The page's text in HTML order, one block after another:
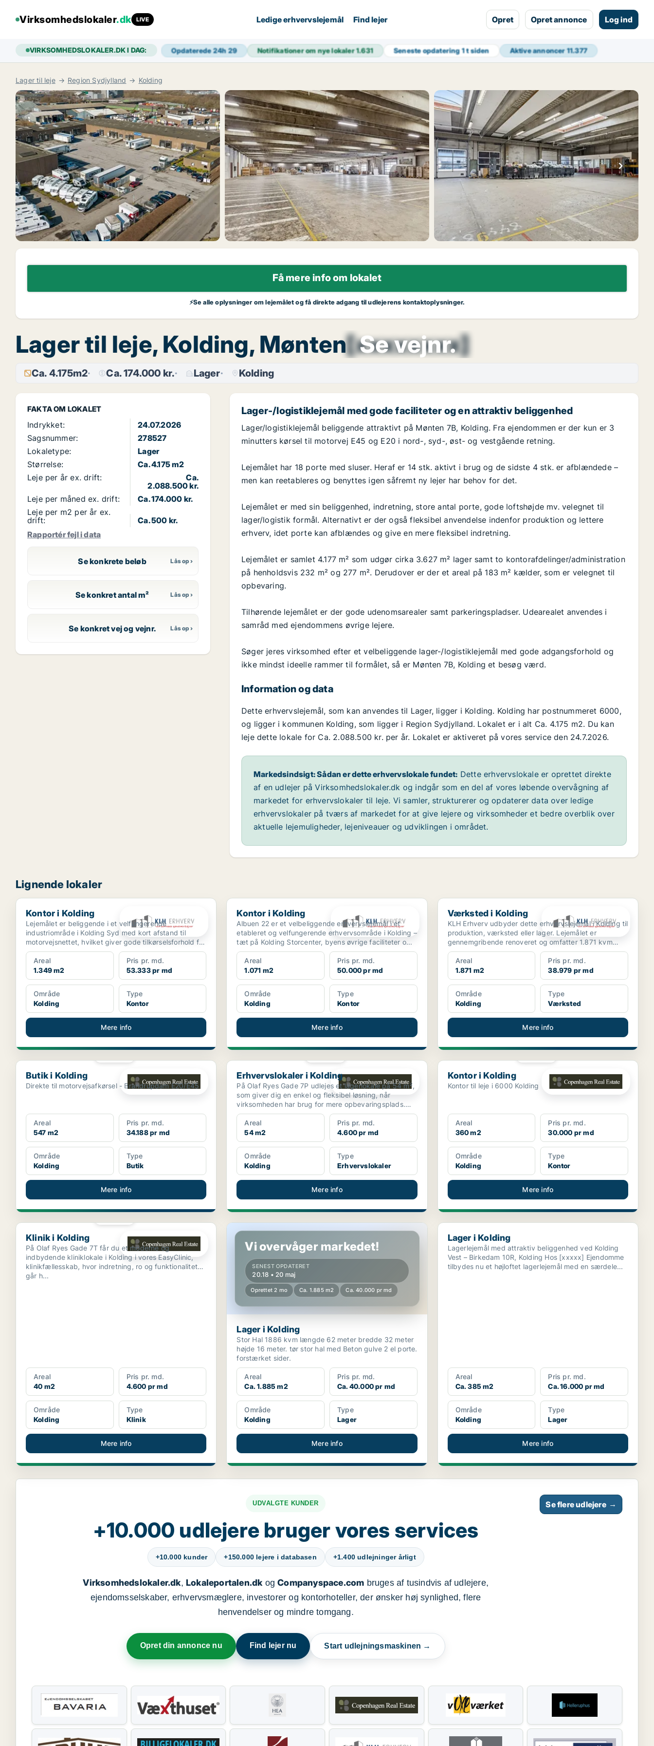
Virksomhedslokaler.dk LIVE Ledige erhvervslejemål Find lejer Opret Opret annonce Log ind
VIRKSOMHEDSLOKALER.DK I DAG: Opdaterede 24h 29 Notifikationer om nye lokaler1.631 Seneste opdatering1 t siden Aktive annoncer11.377
Lager til leje Region Sydjylland Kolding
Få mere info om lokalet
⚡Se alle oplysninger om lejemålet og få direkte adgang til udlejerens kontaktoplysninger.
Lager til leje, Kolding, Mønten Se vejnr.
[xxxxxxxx]
Ca. 4.175m2 Ca. 174.000 kr. Lager Kolding
FAKTA OM LOKALET
Indrykket:
24.07.2026
Sagsnummer:
278527
Lokaletype:
Lager
Størrelse:
Ca. 4.175 m2
Leje per år ex. drift:
Ca.
2.088.500 kr.
Leje per måned ex. drift:
Ca. 174.000 kr.
Leje per m2 per år ex.
drift:
Ca. 500 kr.
Rapportér fejl i data
Se konkrete beløb
Se konkret antal m²
Se konkret vej og vejnr.
Lager-/logistiklejemål med gode faciliteter og en attraktiv beliggenhed
Lager/logistiklejemål beliggende attraktivt på Mønten 7B, Kolding. Fra ejendommen er der kun er 3
minutters kørsel til motorvej E45 og E20 i nord-, syd-, øst- og vestgående retning.
Lejemålet har 18 porte med sluser. Heraf er 14 stk. aktivt i brug og de sidste 4 stk. er afblændede –
men kan reetableres og benyttes igen såfremt ny lejer har behov for det.
Lejemålet er med sin beliggenhed, indretning, store antal porte, gode loftshøjde mv. velegnet til
lager/logistik formål. Alternativt er der også fleksibel anvendelse indenfor produktion og lettere
erhverv, idet porte kan afblændes og give en mere fleksibel indretning.
Lejemålet er samlet 4.177 m² som udgør cirka 3.627 m² lager samt to kontorafdelinger/administration
på henholdsvis 232 m² og 277 m². Derudover er der et areal på 183 m² kælder, som er velegnet til
opbevaring.
Tilhørende lejemålet er der gode udenomsarealer samt parkeringspladser. Udearealet anvendes i
samråd med ejendommens øvrige lejere.
Søger jeres virksomhed efter et velbeliggende lager-/logistiklejemål med gode adgangsforhold og
ikke mindst ideelle rammer til formålet, så er Mønten 7B, Kolding et besøg værd.
Information og data
Dette erhvervslejemål, som kan anvendes til Lager, ligger i Kolding. Kolding har postnummeret 6000,
og ligger i kommunen Kolding, som ligger i Region Sydjylland. Lokalet er i alt Ca. 4.175 m2. Du kan
leje dette lokale for Ca. 2.088.500 kr. per år. Lokalet er aktiveret på vores service den 24.7.2026.
Markedsindsigt: Sådan er dette erhvervslokale fundet: Dette erhvervslokale er oprettet direkte
af en udlejer på Virksomhedslokaler.dk og indgår som en del af vores løbende overvågning af
markedet for erhvervslokaler til leje. Vi samler, strukturerer og opdaterer data over ledige
erhvervslokaler på tværs af markedet for at give lejere og virksomheder et bedre overblik over
aktuelle lejemuligheder, lejeniveauer og udviklingen i området.
Lignende lokaler
Kontor i Kolding
Kontor i Kolding
Lejemålet er beliggende i et velfungerende
industriområde i Kolding Syd med kort afstand til
motorvejsnettet, hvilket giver gode tilkørselsforhold for
både m...
Areal
1.349 m2
Pris pr. md.
53.333 pr md
Område
Kolding
Type
Kontor
Mere info
Kontor i Kolding
Kontor i Kolding
Albuen 22 er et velbeliggende erhvervslejemål i et
etableret og velfungerende erhvervsområde i Kolding –
tæt på Kolding Storcenter, byens øvrige faciliteter o...
Areal
1.071 m2
Pris pr. md.
50.000 pr md
Område
Kolding
Type
Kontor
Mere info
Værksted i Kolding
Værksted i Kolding
KLH Erhverv udbyder dette erhvervslejemål i Kolding til
produktion, værksted eller lager. Lejemålet er
gennemgribende renoveret og omfatter 1.871 kvm
erhverv...
Areal
1.871 m2
Pris pr. md.
38.979 pr md
Område
Kolding
Type
Værksted
Mere info
Butik i Kolding
Butik i Kolding
Direkte til motorvejsafkørsel - Brandrupdam E20/E45
Areal
547 m2
Pris pr. md.
34.188 pr md
Område
Kolding
Type
Butik
Mere info
Erhvervslokaler i Kolding
Erhvervslokaler i Kolding
På Olaf Ryes Gade 7P udlejes et lagerlokale på 54 m²,
som giver dig en enkel og fleksibel løsning, når
virksomheden har brug for mere opbevaringsplads.
Lofts...
Areal
54 m2
Pris pr. md.
4.600 pr md
Område
Kolding
Type
Erhvervslokaler
Mere info
Kontor i Kolding
Kontor i Kolding
Kontor til leje i 6000 Kolding
Areal
360 m2
Pris pr. md.
30.000 pr md
Område
Kolding
Type
Kontor
Mere info
Klinik i Kolding
Klinik i Kolding
På Olaf Ryes Gade 7T får du et moderne og
indbydende kliniklokale i Kolding i vores EasyClinic,
klinikfællesskab, hvor indretning, ro og funktionalitet
går h...
Areal
40 m2
Pris pr. md.
4.600 pr md
Område
Kolding
Type
Klinik
Mere info
Lager i Kolding
Vi overvåger markedet!
SENEST OPDATERET
20.18 • 20 maj
Oprettet 2 mo Ca. 1.885 m2 Ca. 40.000 pr md
Lager i Kolding
Stor Hal 1886 kvm længde 62 meter bredde 32 meter
højde 16 meter. tør stor hal med Beton gulve 2 el porte.
forstærket sider.
Areal
Ca. 1.885 m2
Pris pr. md.
Ca. 40.000 pr md
Område
Kolding
Type
Lager
Mere info
Lager i Kolding
Lager i Kolding
Lagerlejemål med attraktiv beliggenhed ved Kolding
Vest – Birkedam 10R, Kolding Hos [xxxxx] Ejendomme
tilbydes nu et højloftet lagerlejemål med en særdele...
Areal
Ca. 385 m2
Pris pr. md.
Ca. 16.000 pr md
Område
Kolding
Type
Lager
Mere info
UDVALGTE KUNDER
+10.000 udlejere bruger vores services
+10.000 kunder +150.000 lejere i databasen +1.400 udlejninger årligt
Virksomhedslokaler.dk, Lokaleportalen.dkogCompanyspace.com bruges af tusindvis af udlejere,
ejendomsselskaber, erhvervsmæglere, investorer og kontorhoteller, der ønsker høj synlighed, flere
henvendelser og mindre tomgang.
Opret din annonce nu Find lejer nu Start udlejningsmaskinen →
Se flere udlejere →